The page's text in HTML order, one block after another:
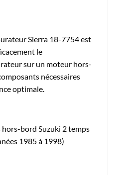
Sierra 18-7754 est
le
sur un moteur hors-
nécessaires
optimale.
bord Suzuki 2 temps
1985 à 1998)